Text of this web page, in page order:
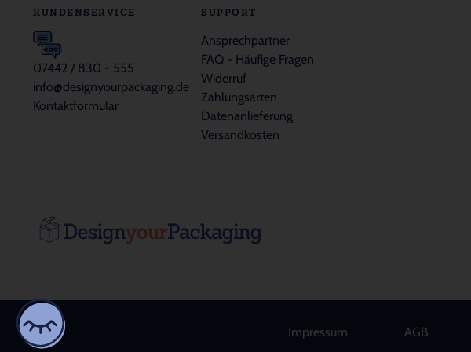
KUNDENSERVICE
07442 / 830 - 555
info@designyourpackaging.de
Kontaktformular
SUPPORT
Ansprechpartner
FAQ - Häufige Fragen
Widerruf
Zahlungsarten
Datenanlieferung
Versandkosten
Impressum AGB